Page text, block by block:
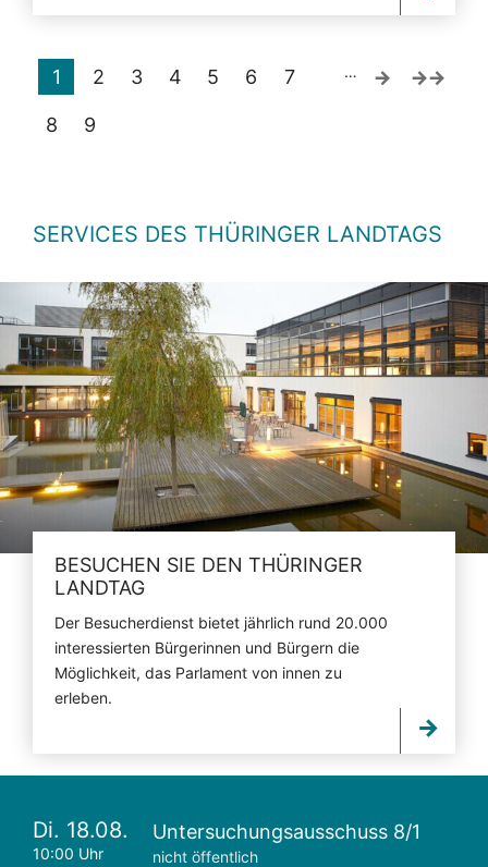
1 2 3 4 5 6 7
8 9
…
SERVICES DES THÜRINGER LANDTAGS
BESUCHEN SIE DEN THÜRINGER
LANDTAG
Der Besucherdienst bietet jährlich rund 20.000
interessierten Bürgerinnen und Bürgern die
Möglichkeit, das Parlament von innen zu
erleben.
Di. 18.08.
10:00 Uhr
Untersuchungsausschuss 8/1
nicht öffentlich